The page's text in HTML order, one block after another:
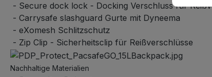
- Secure dock lock - Docking Verschluss für
- Carrysafe slashguard Gurte mit Dyneema
- eXomesh Schlitzschutz
- Zip Clip - Sicherheitsclip für Reißverschlüsse
Nachhaltige Materialien